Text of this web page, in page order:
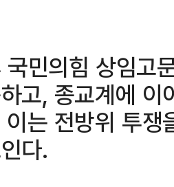
민의힘 상임고
고, 종교계에
는 전방위 투
다.